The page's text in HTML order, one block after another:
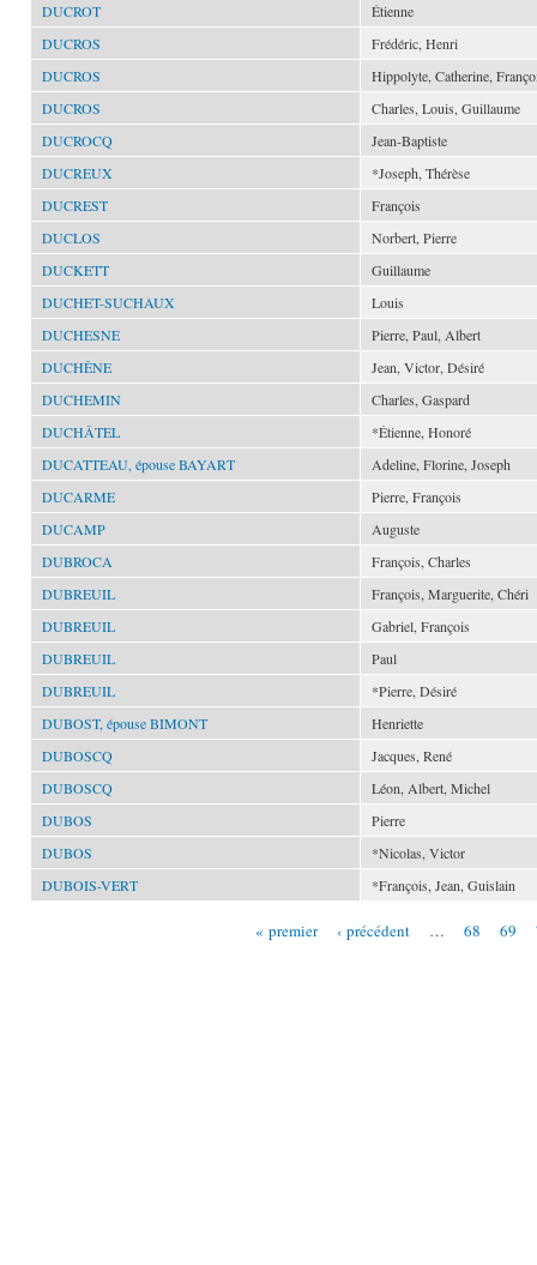
DUCROT
Étienne
DUCROS
Frédéric, Henri
DUCROS
Hippolyte, Catherine,
DUCROS
Charles, Louis, Guillaume
DUCROCQ
Jean-Baptiste
DUCREUX
*Joseph, Thérèse
DUCREST
François
DUCLOS
Norbert, Pierre
DUCKETT
Guillaume
DUCHET-SUCHAUX
Louis
DUCHESNE
Pierre, Paul, Albert
DUCHÊNE
Jean, Victor, Désiré
DUCHEMIN
Charles, Gaspard
DUCHÂTEL
*Étienne, Honoré
DUCATTEAU, épouse BAYART
Adeline, Florine, Joseph
DUCARME
Pierre, François
DUCAMP
Auguste
DUBROCA
François, Charles
DUBREUIL
François, Marguerite, Chéri
DUBREUIL
Gabriel, François
DUBREUIL
Paul
DUBREUIL
*Pierre, Désiré
DUBOST, épouse BIMONT
Henriette
DUBOSCQ
Jacques, René
DUBOSCQ
Léon, Albert, Michel
DUBOS
Pierre
DUBOS
*Nicolas, Victor
DUBOIS-VERT
*François, Jean, Guislain
« premier ‹ précédent … 68 69